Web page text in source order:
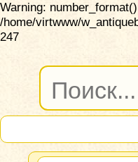
Warning:
/home/virtwww/
247